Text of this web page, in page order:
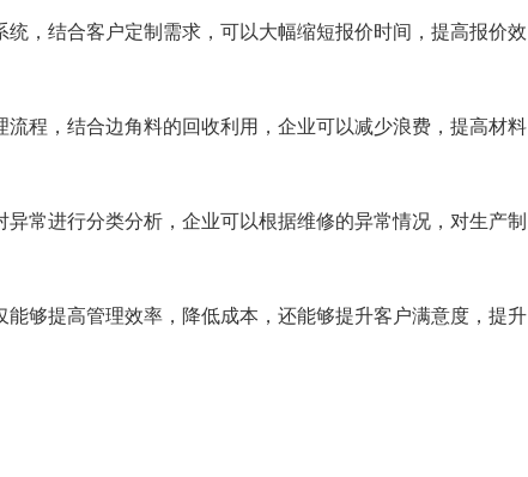
统，结合客户定制需求，可以大幅缩短报价时间，提高报价效
流程，结合边角料的回收利用，企业可以减少浪费，提高材料
异常进行分类分析，企业可以根据维修的异常情况，对生产制
够提高管理效率，降低成本，还能够提升客户满意度，提升